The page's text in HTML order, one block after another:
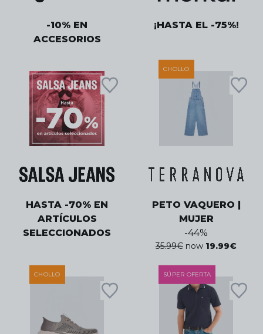
-10% EN
ACCESORIOS
¡HASTA EL -75%!
HASTA -70% EN
ARTÍCULOS
SELECCIONADOS
CHOLLO
PETO VAQUERO |
MUJER
-44%
35.99€ now 19.99€
CHOLLO SÚPER OFERTA